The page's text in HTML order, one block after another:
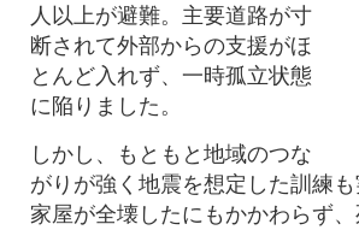
人以上が避難。主要道路が寸
断されて外部からの支援がほ
とんど入れず、一時孤立状態
に陥りました。
しかし、もともと地域のつな
がりが強く地震を想定した訓練
家屋が全壊したにもかかわらず